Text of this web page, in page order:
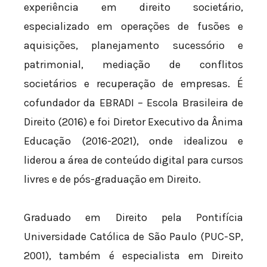
experiência em direito societário,
especializado em operações de fusões e
aquisições, planejamento sucessório e
patrimonial, mediação de conflitos
societários e recuperação de empresas. É
cofundador da EBRADI – Escola Brasileira de
Direito (2016) e foi Diretor Executivo da Ânima
Educação (2016-2021), onde idealizou e
liderou a área de conteúdo digital para cursos
livres e de pós-graduação em Direito.
Graduado em Direito pela Pontifícia
Universidade Católica de São Paulo (PUC-SP,
2001), também é especialista em Direito